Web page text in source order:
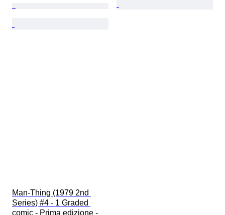
Man-Thing (1979 2nd
Series) #4 - 1 Graded
comic - Prima edizione -